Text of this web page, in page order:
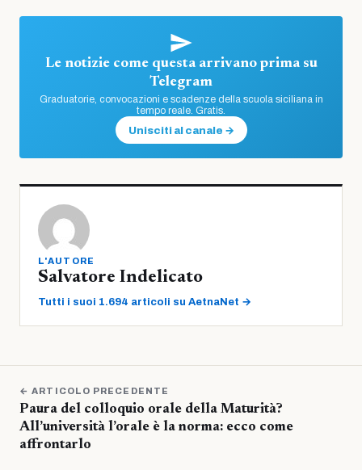
Le notizie come questa arrivano prima su
Telegram
Graduatorie, convocazioni e scadenze della scuola siciliana in
tempo reale. Gratis.
Unisciti al canale →
L'AUTORE
Salvatore Indelicato
Tutti i suoi 1.694 articoli su AetnaNet →
← ARTICOLO PRECEDENTE
Paura del colloquio orale della Maturità?
All’università l’orale è la norma: ecco come
affrontarlo